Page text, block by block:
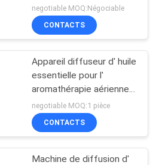
negotiable MOQ:Négociable
CONTACTS
Appareil diffuseur d' huile
essentielle pour l'
aromathérapie aérienne
avec télécommande de
300 ml
negotiable MOQ:1 pièce
CONTACTS
Machine de diffusion d'